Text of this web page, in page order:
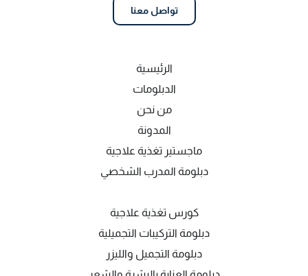
تواصل معنا
الرئيسية
الدبلومات
من نحن
المدونة
ماجستير تغذية علاجية
دبلومة المدرب الشخصي
كورس تغذية علاجية
دبلومة التركيبات التجميلية
دبلومة التجميل والليزر